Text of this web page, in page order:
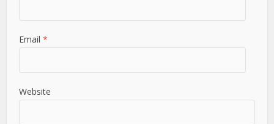
Email*
Website